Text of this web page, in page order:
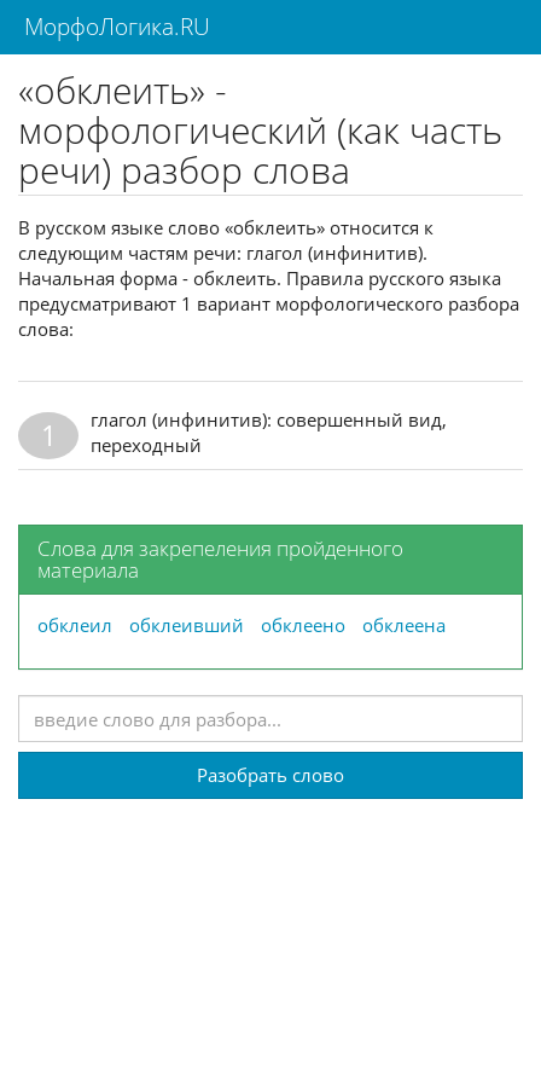
МорфоЛогика.RU
«обклеить» -
морфологический (как часть
речи) разбор слова
В русском языке слово «обклеить» относится к
следующим частям речи: глагол (инфинитив).
Начальная форма - обклеить. Правила русского языка
предусматривают 1 вариант морфологического разбора
слова:
1
глагол (инфинитив): совершенный вид,
переходный
Слова для закрепеления пройденного
материала
обклеил обклеивший обклеено обклеена
Разобрать слово